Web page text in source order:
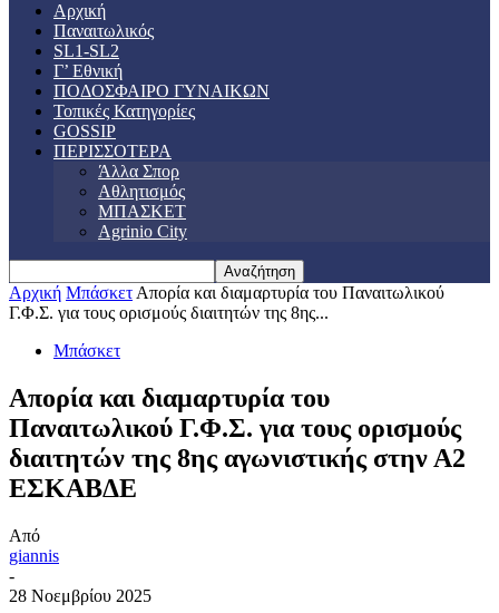
Αρχική
Παναιτωλικός
SL1-SL2
Γ’ Εθνική
ΠΟΔΟΣΦΑΙΡΟ ΓΥΝΑΙΚΩΝ
Τοπικές Κατηγορίες
GOSSIP
ΠΕΡΙΣΣΟΤΕΡΑ
Άλλα Σπορ
Αθλητισμός
ΜΠΑΣΚΕΤ
Agrinio City
Αρχική Μπάσκετ Απορία και διαμαρτυρία του Παναιτωλικού
Γ.Φ.Σ. για τους ορισμούς διαιτητών της 8ης...
Μπάσκετ
Απορία και διαμαρτυρία του
Παναιτωλικού Γ.Φ.Σ. για τους ορισμούς
διαιτητών της 8ης αγωνιστικής στην Α2
ΕΣΚΑΒΔΕ
Από
giannis
-
28 Νοεμβρίου 2025